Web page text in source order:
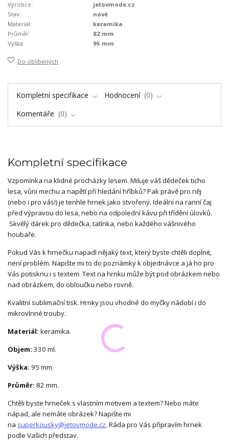
Výrobce:
jetovmode.cz
Stav:
nové
Materiál:
keramika
Průměr:
82 mm
Výška:
95 mm
Do oblíbených
Kompletní specifikace Hodnocení
0
Komentáře
0
Kompletní specifikace
Vzpomínka na klidné procházky lesem. Miluje váš dědeček ticho
lesa, vůni mechu a napětí při hledání hříbků? Pak právě pro něj
(nebo i pro vás!) je tenhle hrnek jako stvořený. Ideální na ranní čaj
před výpravou do lesa, nebo na odpolední kávu při třídění úlovků.
Skvělý dárek pro dědečka, tatínka, nebo každého vášnivého
houbaře.
Pokud Vás k hrnečku napadl nějaký text, který byste chtěli doplnit,
není problém. Napište mi to do poznámky k objednávce a já ho pro
Vás potisknu i s textem. Text na hrnku může být pod obrázkem nebo
nad obrázkem, do obloučku nebo rovně.
Kvalitní sublimační tisk. Hrnky jsou vhodné do myčky nádobí i do
mikrovlnné trouby.
Materiál: keramika.
Objem: 330 ml.
Výška: 95 mm.
Průměr: 82 mm.
Chtěli byste hrneček s vlastním motivem a textem? Nebo máte
nápad, ale nemáte obrázek? Napište mi
na superkousky@jetovmode.cz. Ráda pro Vás připravím hrnek
podle Vašich představ.